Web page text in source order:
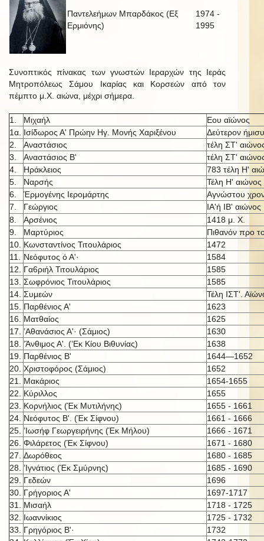
Παντελεήμων Μπαρδάκος (Εξ
Ερμιόνης)
1974 -
1995
Συνοπτικός πίνακας των γνωστών Ιεραρχών της Ιεράς
Μητροπόλεως Σάμου Ικαρίας και Κορσεών από τον
πέμπτο μ.Χ. αιώνα, μέχρι σήμερα.
1. Μιχαήλ
Εου αϊώνος
1α. Ισίδωρος Α' Πρώην Ηγ. Μονής Χαριξένου
Δεύτερον
2.
Αναστάσιος
τέλη ΣΤ'
3.
Αναστάσιος Β'
τέλη ΣΤ'
4.
Ηράκλειος
783 τέλη Η'
5.
Ναρσής
Τέλη Η' αιώνος
6.
Έρμογένης Ιερομάρτης
Αγνώστου
7.
Γεώργιος ΙΑ'ή IB' αιώνος
8.
Αρσένιος
1418 μ. X.
9.
Μαρτύριος
Πιθανόν προ
10. Κωνσταντίνος Τιτουλάριος
1472
11.
Νεόφυτος ό Α'·
1584
12.
Γα6ριήλ Τιτουλάριος
1585
13. Σωφρόνιος Τιτουλάριος
1585
14. Συμεών
Τέλη ΙΣΤ'.
15. Παρθένιος Α'
1623
16.
Ματθαίος
1625
17.
’Αθανάσιος Α'· (Σάμιος)
1630
18.
’Άνθιμος Α'. (’Εκ Κίου Βιθυνίας)
1638
19. Παρθένιος Β'
1644—1652
20. Χριστοφόρος (Σάμιος)
1652
21.
Μακάριος
1654-1655
22.
Κύριλλος
1655
23.
Κορνήλιος (Έκ Μυτιλήνης)
1655 - 1661
24. Νεόφυτος Β'. (Έκ Σίφνου)
1661 - 1666
25. ’Ιωσήφ Γεωργειρήνης (Έκ Μήλου)
1666 - 1671
26. Φιλάρετος (Έκ Σίφνου)
1671 - 1680
27. Δωρόθεος
1680 - 1685
28.
’Ιγνάτιος (Έκ Σμύρνης)
1685 - 1690
29. Γεδεών
1696
30. Γρήγοριος Α'
1697-1717
31.
Μισαήλ
1718 - 1725
32.
Ιωαννίκιος
1725 - 1732
33.
Γρηγόριος Β'·
1732